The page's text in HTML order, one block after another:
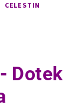
CELESTIN
Dotek